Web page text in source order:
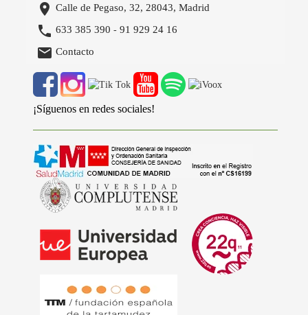
 Calle de Pegaso, 32, 28043, Madrid
 633 385 390 -91 929 24 16
 Contacto
¡Síguenos en redes sociales!